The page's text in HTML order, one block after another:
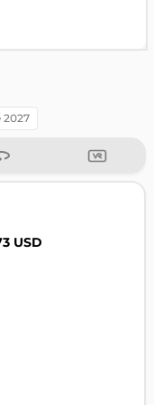
2027
USD